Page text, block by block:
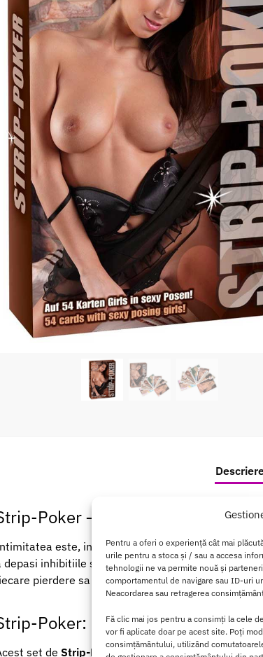
Pentru a oferi o experiență cât mai
urile pentru a stoca și / sau a accesa
tehnologii ne va permite nouă și
comportamentul de navigare sau ID-uri
Neacordarea sau retragerea
Fă clic mai jos pentru a consimți la cele
vor fi aplicate doar pe acest site. Poți
consimțământului, utilizând
Poker – Joc de Carti
este, inainte de toate, distractie! Strip-
depasi inhibitiile si a transforma o seara
pierdere sa fie, de fapt, un castig.
Poker: Interactiunea,
set de Strip-Pokereste ideal pentru cupluri